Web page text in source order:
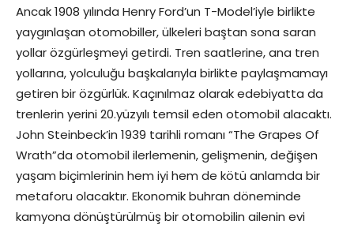
Ancak 1908 yılında Henry Ford’un T-Model’iyle birlikte
yaygınlaşan otomobiller, ülkeleri baştan sona saran
yollar özgürleşmeyi getirdi. Tren saatlerine, ana tren
yollarına, yolculuğu başkalarıyla birlikte paylaşmamayı
getiren bir özgürlük. Kaçınılmaz olarak edebiyatta da
trenlerin yerini 20.yüzyılı temsil eden otomobil alacaktı.
John Steinbeck’in 1939 tarihli romanı “The Grapes Of
Wrath”da otomobil ilerlemenin, gelişmenin, değişen
yaşam biçimlerinin hem iyi hem de kötü anlamda bir
metaforu olacaktır. Ekonomik buhran döneminde
kamyona dönüştürülmüş bir otomobilin ailenin evi